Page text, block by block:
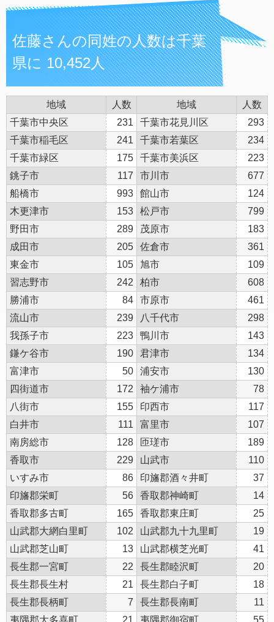
佐藤さんの同姓の人数は千葉
県に 10,452人
地域 人数 地域
人数
千葉市中央区
231 千葉市花見川区
293
千葉市稲毛区
241 千葉市若葉区
234
千葉市緑区
175 千葉市美浜区
223
銚子市
117 市川市
677
船橋市
993 館山市
124
木更津市
153 松戸市
799
野田市
289 茂原市
183
成田市
205 佐倉市
361
東金市
105 旭市
109
習志野市
242 柏市
608
勝浦市
84 市原市
461
流山市
239 八千代市
298
我孫子市
223 鴨川市
143
鎌ケ谷市
190 君津市
134
富津市
50 浦安市
130
四街道市
172 袖ケ浦市
78
八街市
155 印西市
117
白井市
111 富里市
107
南房総市
128 匝瑳市
189
香取市
229 山武市
110
いすみ市
86 印旛郡酒々井町
37
印旛郡栄町
56 香取郡神崎町
14
香取郡多古町
165 香取郡東庄町
25
山武郡大網白里町
102 山武郡九十九里町
19
山武郡芝山町
13 山武郡横芝光町
41
長生郡一宮町
22 長生郡睦沢町
20
長生郡長生村
21 長生郡白子町
18
長生郡長柄町
7 長生郡長南町
11
夷隅郡大多喜町
21 夷隅郡御宿町 55